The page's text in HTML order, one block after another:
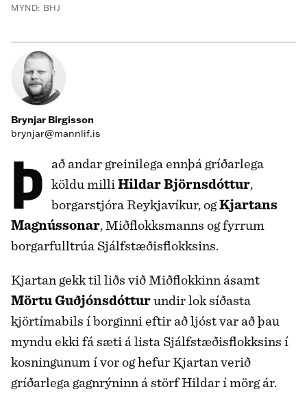
MYND: BHJ
Brynjar Birgisson
brynjar@mannlif.is
Það andar greinilega ennþá gríðarlega köldu milliHildar Björnsdóttur,
borgarstjóra Reykjavíkur, ogKjartans
Magnússonar, Miðflokksmanns og fyrrum
borgarfulltrúa Sjálfstæðisflokksins.
Kjartan gekk til liðs við Miðflokkinn ásamt
Mörtu Guðjónsdótturundir lok síðasta
kjörtímabils í borginni eftir að ljóst var að þau
myndu ekki fá sæti á lista Sjálfstæðisflokksins í
kosningunum í vor og hefur Kjartan verið
gríðarlega gagnrýninn á störf Hildar í mörg ár.